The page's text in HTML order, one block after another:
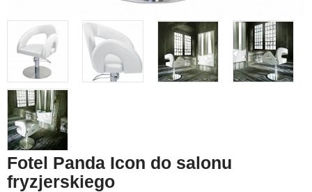
Fotel Panda Icon do salonu
fryzjerskiego